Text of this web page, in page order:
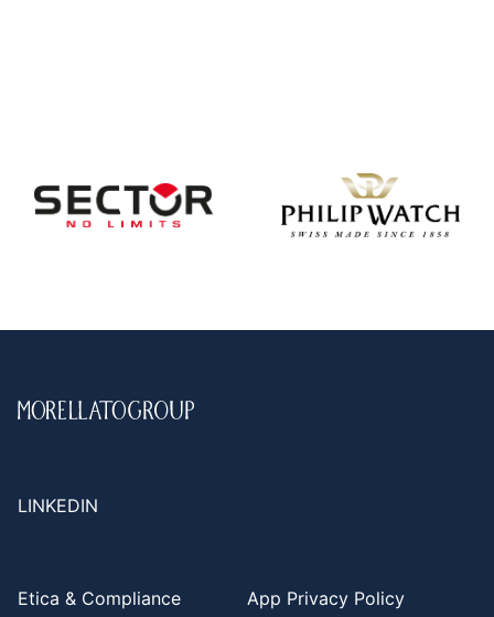
LINKEDIN
Etica & Compliance App Privacy Policy